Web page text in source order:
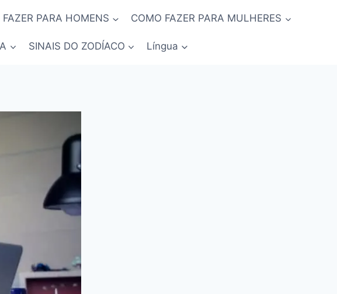
PARA HOMENS COMO FAZER PARA MULHERES
SINAIS DO ZODÍACO Língua